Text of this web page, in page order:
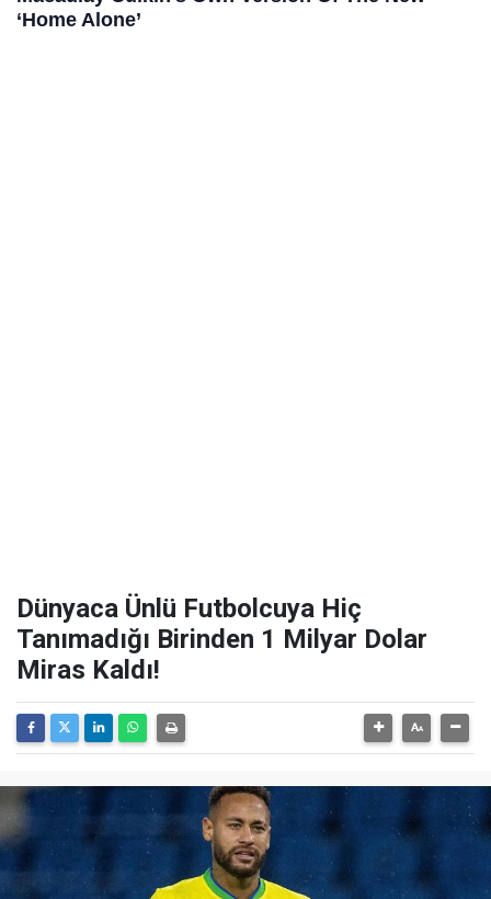
Dünyaca Ünlü Futbolcuya Hiç
Tanımadığı Birinden 1 Milyar Dolar
Miras Kaldı!